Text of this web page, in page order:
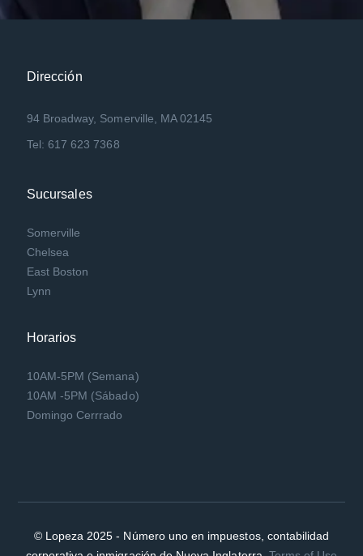
Dirección
94 Broadway, Somerville, MA 02145
Tel: 617 623 7368
Sucursales
Somerville
Chelsea
East Boston
Lynn
Horarios
10AM-5PM (Semana)
10AM -5PM (Sábado)
Domingo Cerrrado
© Lopeza 2025 - Número uno en impuestos, contabilidad